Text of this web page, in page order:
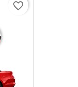
favorite_border